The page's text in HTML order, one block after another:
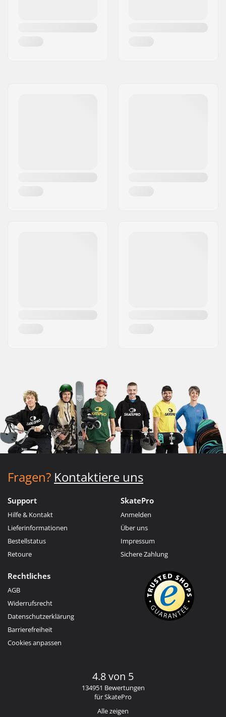
Fragen? Kontaktiere uns
Support
Hilfe & Kontakt
Lieferinformationen
Bestellstatus
Retoure
SkatePro
Anmelden
Über uns
Impressum
Sichere Zahlung
Rechtliches
AGB
Widerrufsrecht
Datenschutzerklärung
Barrierefreiheit
Cookies anpassen
4.8 von 5
134951 Bewertungen
für SkatePro
Alle zeigen